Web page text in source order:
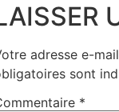
adresse e-
sont
*